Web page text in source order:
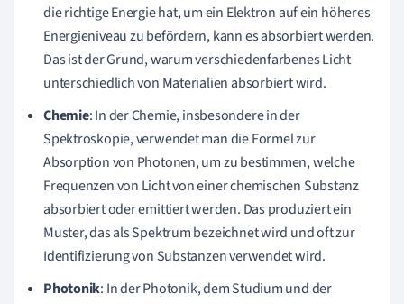
die richtige Energie hat, um ein Elektron auf ein höheres
Energieniveau zu befördern, kann es absorbiert werden.
Das ist der Grund, warum verschiedenfarbenes Licht
unterschiedlich von Materialien absorbiert wird.
Chemie: In der Chemie, insbesondere in der
Spektroskopie, verwendet man die Formel zur
Absorption von Photonen, um zu bestimmen, welche
Frequenzen von Licht von einer chemischen Substanz
absorbiert oder emittiert werden. Das produziert ein
Muster, das als Spektrum bezeichnet wird und oft zur
Identifizierung von Substanzen verwendet wird.
Photonik: In der Photonik, dem Studium und der